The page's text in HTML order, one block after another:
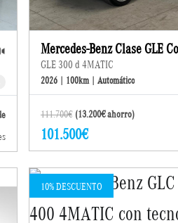
Mercedes-Benz Clase GLE
GLE 300 d 4MATIC
2026 | 100km | Automático
111.700€ (13.200€ ahorro)
101.500€
10% DESCUENTO